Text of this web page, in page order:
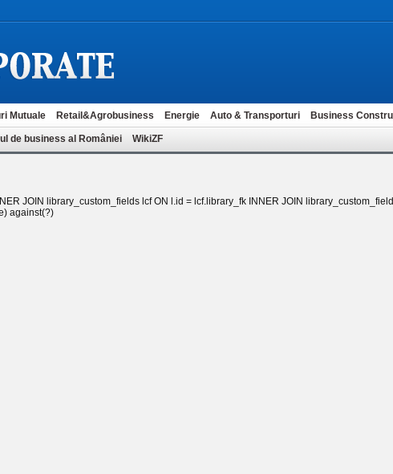
Mutuale Retail&Agrobusiness Energie Auto & Transporturi Business
de business al României WikiZF
JOIN library_custom_fields lcf ON l.id = lcf.library_fk INNER JOIN
against(?)